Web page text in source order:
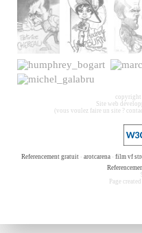
copyright
Site web
(vous voulez faire un site ?
Referencement gratuit- arotcarena- film vf
Page